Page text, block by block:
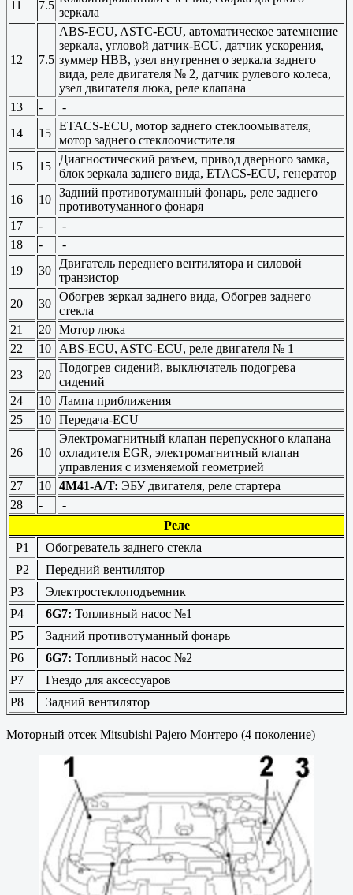
11 7.5
зеркала
12 7.5
ABS-ECU, ASTC-ECU, автоматическое затемнение
зеркала, угловой датчик-ECU, датчик ускорения,
зуммер HBB, узел внутреннего зеркала заднего
вида, реле двигателя № 2, датчик рулевого колеса,
узел двигателя люка, реле клапана
13
-
-
14
15
ETACS-ECU, мотор заднего стеклоомывателя,
мотор заднего стеклоочистителя
15
15
Диагностический разъем, привод дверного замка,
блок зеркала заднего вида, ETACS-ECU, генератор
16
10
Задний противотуманный фонарь, реле заднего
противотуманного фонаря
17
-
-
18
-
-
19
30
Двигатель переднего вентилятора и силовой
транзистор
20
30
Обогрев зеркал заднего вида, Обогрев заднего
стекла
21
20 Мотор люка
22
10
ABS-ECU, ASTC-ECU, реле двигателя № 1
23
20
Подогрев сидений, выключатель подогрева
сидений
24
10 Лампа приближения
25
10 Передача-ECU
26 10
Электромагнитный клапан перепускного клапана
охладителя EGR, электромагнитный клапан
управления с изменяемой геометрией
27
10 4M41-A/T: ЭБУ двигателя, реле стартера
28
-
-
Реле
Р1
Обогреватель заднего стекла
Р2
Передний вентилятор
Р3
Электростеклоподъемник
Р4
6G7: Топливный насос №1
Р5
Задний противотуманный фонарь
Р6
6G7: Топливный насос №2
Р7
Гнездо для аксессуаров
Р8
Задний вентилятор
Моторный отсек Mitsubishi Pajero Монтеро (4 поколение)